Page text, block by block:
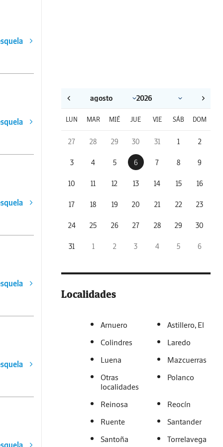
LUN MAR MIÉ JUE VIE SÁB DOM
27 28 29 30 31 1 2
3 4 5 6 7 8 9
10 11 12 13 14 15 16
17 18 19 20 21 22 23
24 25 26 27 28 29 30
31 1 2 3 4 5 6
Localidades
Arnuero
Astillero, El
Colindres
Laredo
Luena
Mazcuerras
Otras
localidades
Polanco
Reinosa
Reocín
Ruente
Santander
Santoña
Torrelavega